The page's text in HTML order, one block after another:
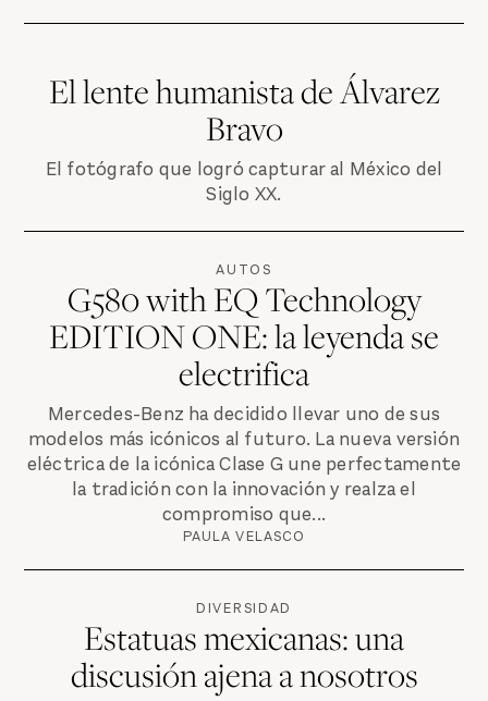
El lente humanista de Álvarez
Bravo
El fotógrafo que logró capturar al México del
Siglo XX.
AUTOS
G580 with EQ Technology
EDITION ONE: la leyenda se
electrifica
Mercedes-Benz ha decidido llevar uno de sus
modelos más icónicos al futuro. La nueva versión
eléctrica de la icónica Clase G une perfectamente
la tradición con la innovación y realza el
compromiso que...
PAULA VELASCO
DIVERSIDAD
Estatuas mexicanas: una
discusión ajena a nosotros